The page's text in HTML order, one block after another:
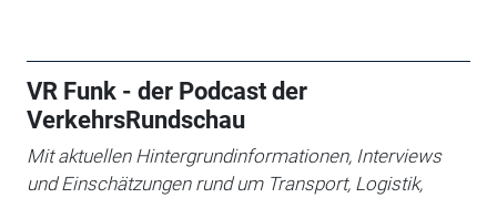
VR Funk - der Podcast der
VerkehrsRundschau
Mit aktuellen Hintergrundinformationen, Interviews
und Einschätzungen rund um Transport, Logistik,